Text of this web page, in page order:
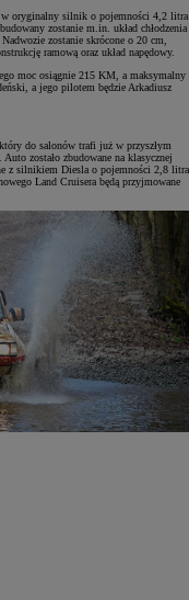
w oryginalny silnik o pojemności 4,2 litra
zostanie m.in. układ chłodzenia
zostanie skrócone o 20 cm,
ramową oraz układ napędowy.
moc osiągnie 215 KM, a maksymalny
a jego pilotem będzie Arkadiusz
do salonów trafi już w przyszłym
zostało zbudowane na klasycznej
z silnikiem Diesla o pojemności 2,8 litra
Land Cruisera będą przyjmowane